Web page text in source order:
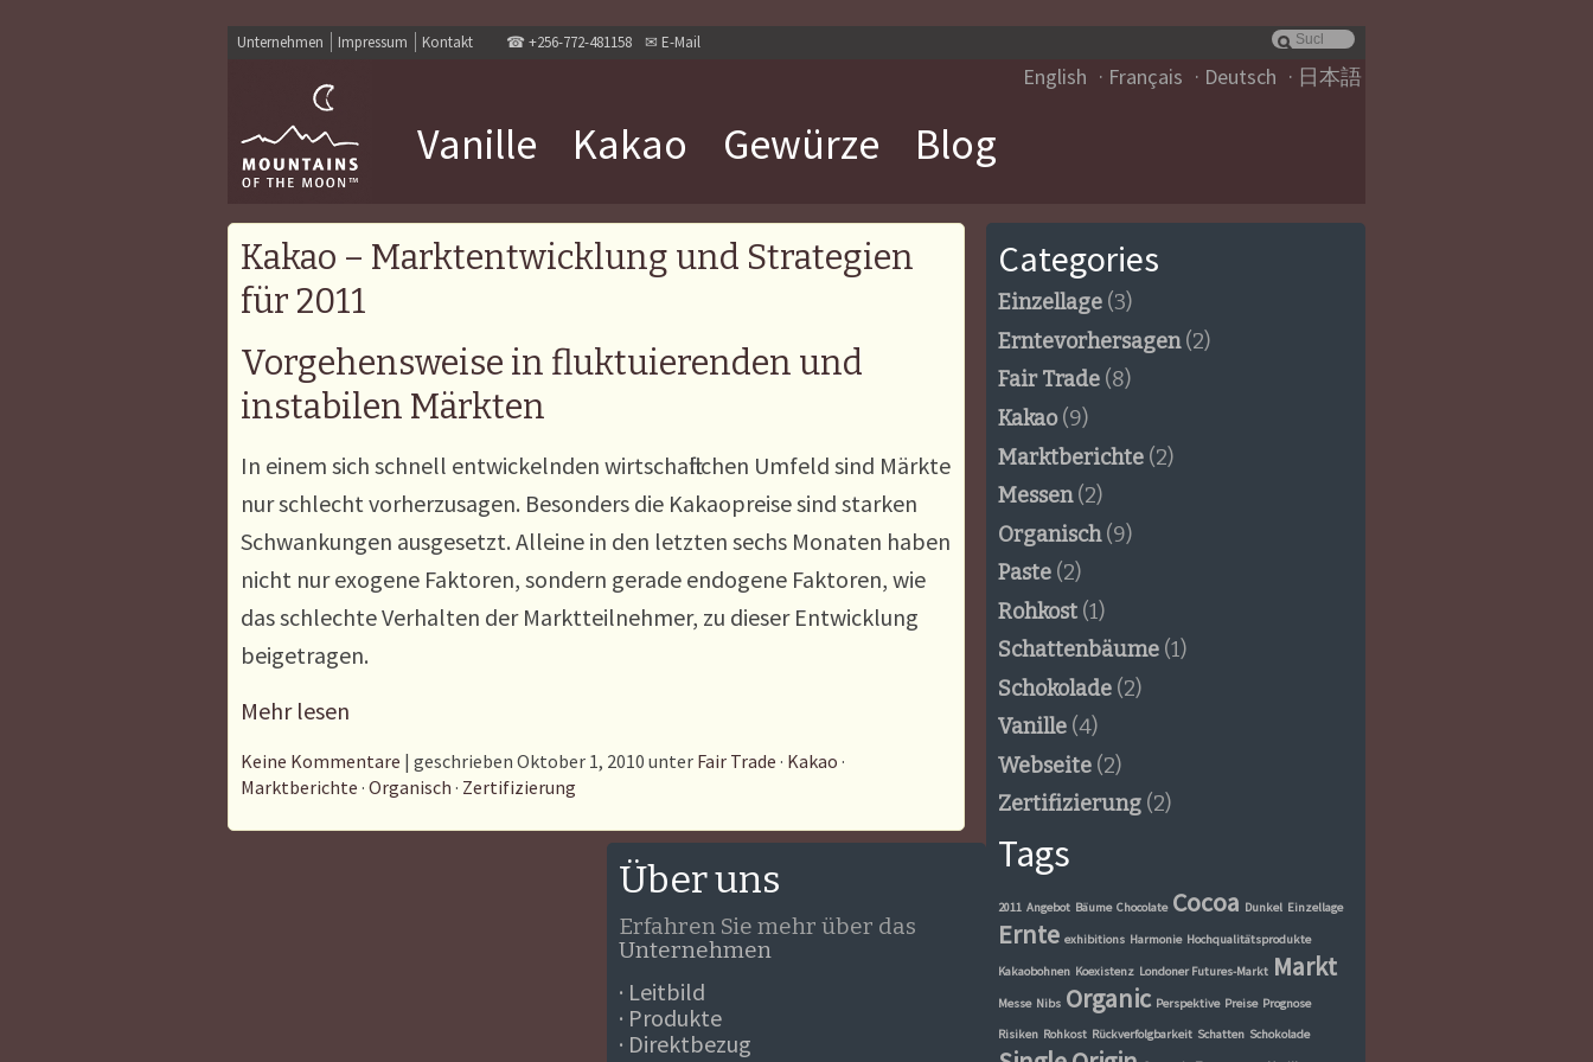
Unternehmen Impressum Kontakt ☎+256-772-481158 ✉ E-Mail
Vanille Kakao Gewürze Blog
English Français Deutsch 日本語
Kakao – Marktentwicklung und Strategien
für 2011
Vorgehensweise in fluktuierenden und
instabilen Märkten
In einem sich schnell entwickelnden wirtschaftlichen Umfeld sind Märkte
nur schlecht vorherzusagen. Besonders die Kakaopreise sind starken
Schwankungen ausgesetzt. Alleine in den letzten sechs Monaten haben
nicht nur exogene Faktoren, sondern gerade endogene Faktoren, wie
das schlechte Verhalten der Marktteilnehmer, zu dieser Entwicklung
beigetragen.
Mehr lesen
Keine Kommentare | geschrieben Oktober 1, 2010 unter Fair Trade · Kakao ·
Marktberichte · Organisch · Zertifizierung
Categories
Einzellage (3)
Erntevorhersagen(2)
Fair Trade (8)
Kakao(9)
Marktberichte (2)
Messen(2)
Organisch(9)
Paste (2)
Rohkost (1)
Schattenbäume (1)
Schokolade (2)
Vanille (4)
Webseite (2)
Zertifizierung (2)
Tags
2011 Angebot Bäume Chocolate Cocoa Dunkel Einzellage
Ernte exhibitions Harmonie Hochqualitätsprodukte
Kakaobohnen Koexistenz Londoner Futures-Markt Markt
Messe Nibs Organic Perspektive Preise Prognose
Risiken Rohkost Rückverfolgbarkeit Schatten Schokolade
Über uns
Erfahren Sie mehr über das
Unternehmen
· Leitbild
· Produkte
· Direktbezug